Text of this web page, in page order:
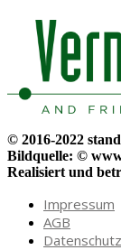
© 2016-2022
Bildquelle: ©
Realisiert und
Impressum
AGB